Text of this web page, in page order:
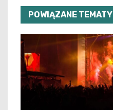
POWIĄZANE TEMATY